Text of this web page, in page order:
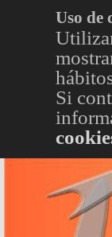
Uso de
Si